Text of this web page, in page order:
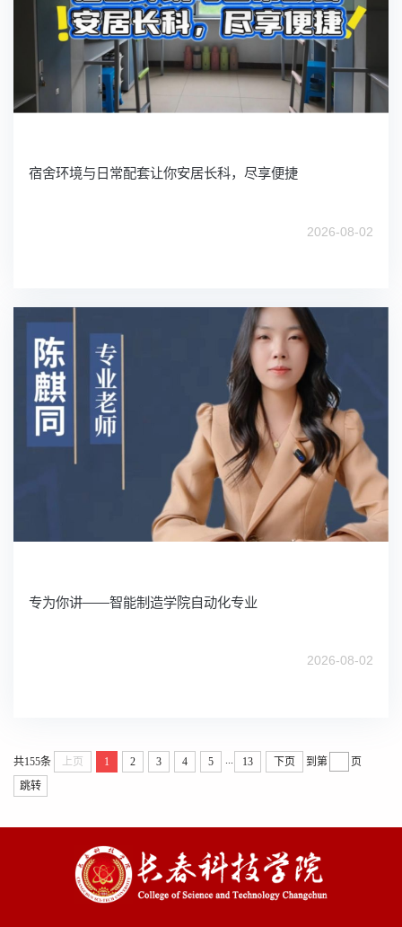
宿舍环境与日常配套让你安居长科，尽享便捷
2026-08-02
专为你讲——智能制造学院自动化专业
2026-08-02
共155条 上页 1 2 3 4 5 ... 13 下页 到第
页
跳转